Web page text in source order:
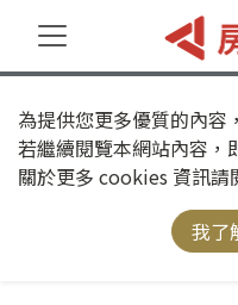
為提供您更多優質的內容
若繼續閱覽本網站內容，
關於更多 cookies 資訊請
我了